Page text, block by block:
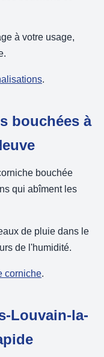
à votre usage,
.
bouchées à
bouchée
qui abîment les
de pluie dans le
de l'humidité.
corniche.
Louvain-la-